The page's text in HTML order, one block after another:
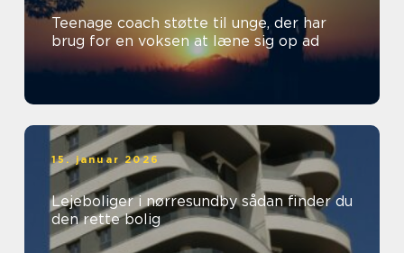
Teenage coach støtte til unge, der har
brug for en voksen at læne sig op ad
15. januar 2026
Lejeboliger i nørresundby sådan finder du
den rette bolig